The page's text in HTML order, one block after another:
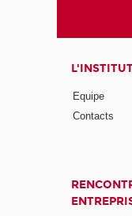
Equipe
Contacts